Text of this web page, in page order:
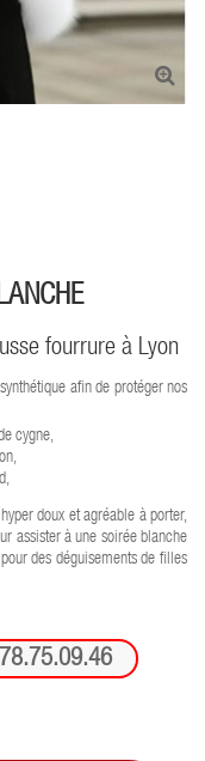
fourrure à Lyon
afin de protéger nos
cygne,
doux et agréable à porter,
assister à une soirée blanche
des déguisements de filles